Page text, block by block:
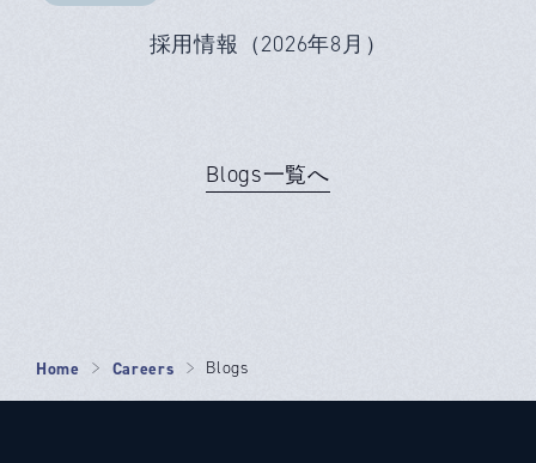
採用情報（2026年8月）
Blogs一覧へ
Home Careers Blogs